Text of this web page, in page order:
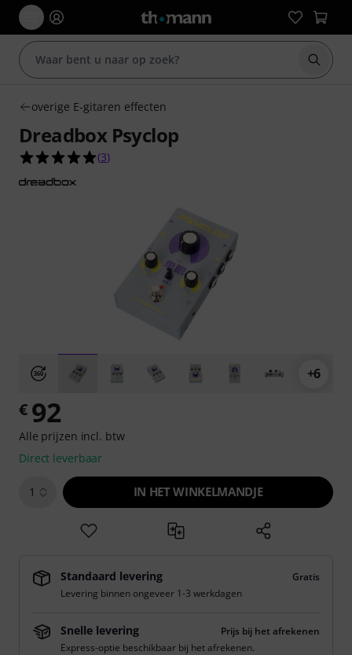
Zoek
overige E-gitaren effecten
Dreadbox Psyclop
5.0 van de 5 sterren van 3 klantbeoordelingen
(3)
+6
€ 92
Alle prijzen incl. btw
Direct leverbaar
1 IN HET WINKELMANDJE
Standaard levering
Gratis
Levering binnen ongeveer 1-3 werkdagen
Snelle levering
Prijs bij het afrekenen
Express-optie beschikbaar bij het afrekenen.